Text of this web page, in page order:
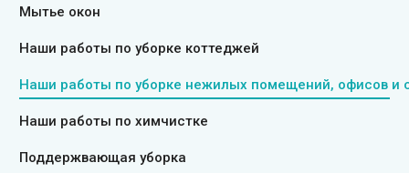
Мытье окон
Наши работы по уборке коттеджей
Наши работы по уборке нежилых помещений, офисов и
Наши работы по химчистке
Поддержвающая уборка